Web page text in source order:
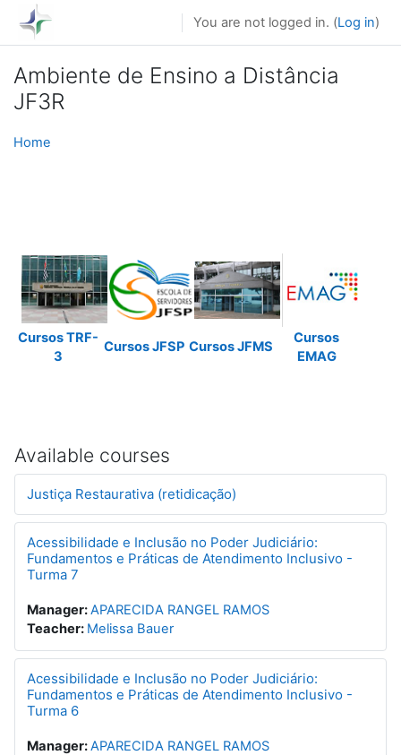
Skip to main content
You are not logged in. (Log in)
Ambiente de Ensino a Distância
JF3R
Home
Cursos TRF-
3
Cursos JFSP Cursos JFMS
Cursos
EMAG
Available courses
Justiça Restaurativa (retidicação)
Acessibilidade e Inclusão no Poder Judiciário:
Fundamentos e Práticas de Atendimento Inclusivo -
Turma 7
Manager:APARECIDA RANGEL RAMOS
Teacher: Melissa Bauer
Acessibilidade e Inclusão no Poder Judiciário:
Fundamentos e Práticas de Atendimento Inclusivo -
Turma 6
Manager:APARECIDA RANGEL RAMOS